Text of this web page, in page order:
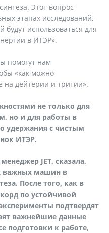
Этот вопрос
этапах исследований,
использоваться для
в ИТЭР».
помогут нам
«как можно
на дейтерии и тритии».
не только для
но и для работы в
удержания с чистым
ИТЭР.
JET, сказала,
важных машин в
После того, как в
по устойчивой
подтвердят
важнейшие данные
подготовки к работе,